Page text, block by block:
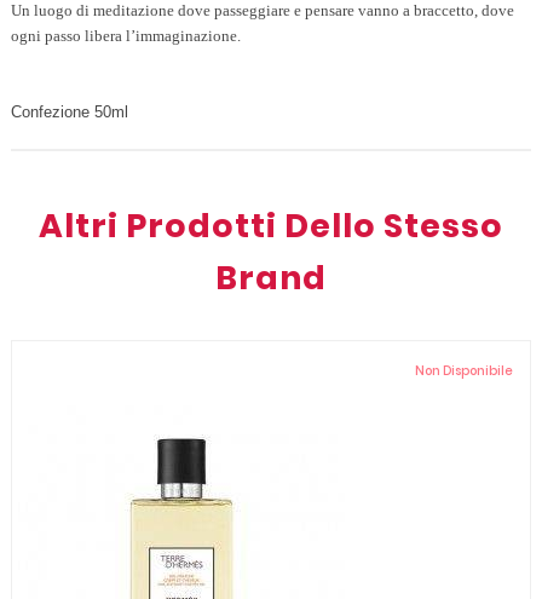
Un luogo di meditazione dove passeggiare e pensare vanno a braccetto, dove
ogni passo libera l’immaginazione.
Confezione 50ml
Altri Prodotti Dello Stesso
Brand
Non Disponibile